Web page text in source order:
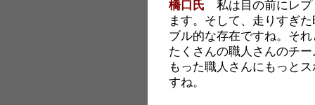
橋口氏 私は目の前にレプ
ます。そして、走りすぎ
ブル的な存在ですね。そ
たくさんの職人さんのチ
もった職人さんにもっと
すね。